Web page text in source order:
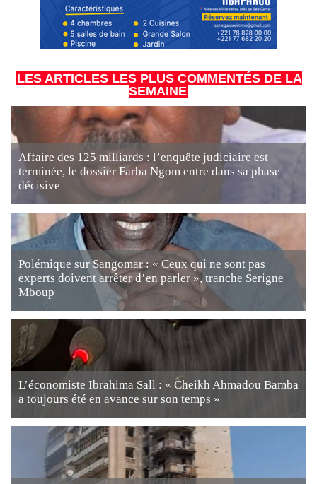
LES ARTICLES LES PLUS COMMENTÉS DE LA
SEMAINE
Affaire des 125 milliards : l’enquête judiciaire est
terminée, le dossier Farba Ngom entre dans sa phase
décisive
Polémique sur Sangomar : « Ceux qui ne sont pas
experts doivent arrêter d’en parler », tranche Serigne
Mboup
L’économiste Ibrahima Sall : « Cheikh Ahmadou Bamba
a toujours été en avance sur son temps »